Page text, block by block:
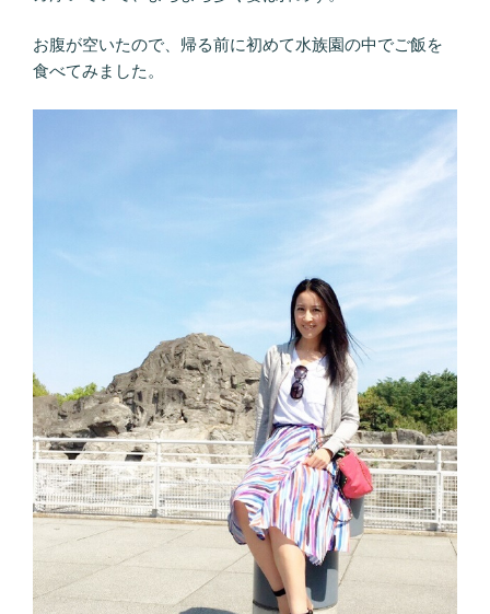
お腹が空いたので、帰る前に初めて水族園の中でご飯を
食べてみました。